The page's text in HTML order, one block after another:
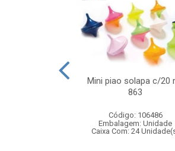
Mini piao solapa c/20
863
Código: 106486
Embalagem: Unidade
Caixa Com: 24